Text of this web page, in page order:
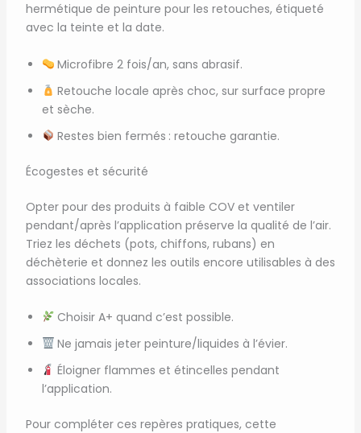
hermétique de peinture pour les retouches, étiqueté
avec la teinte et la date.
Microfibre 2 fois/an, sans abrasif.
Retouche locale après choc, sur surface propre
et sèche.
Restes bien fermés : retouche garantie.
Écogestes et sécurité
Opter pour des produits à faible COV et ventiler
pendant/après l’application préserve la qualité de l’air.
Triez les déchets (pots, chiffons, rubans) en
déchèterie et donnez les outils encore utilisables à des
associations locales.
Choisir A+ quand c’est possible.
Ne jamais jeter peinture/liquides à l’évier.
Éloigner flammes et étincelles pendant
l’application.
Pour compléter ces repères pratiques, cette